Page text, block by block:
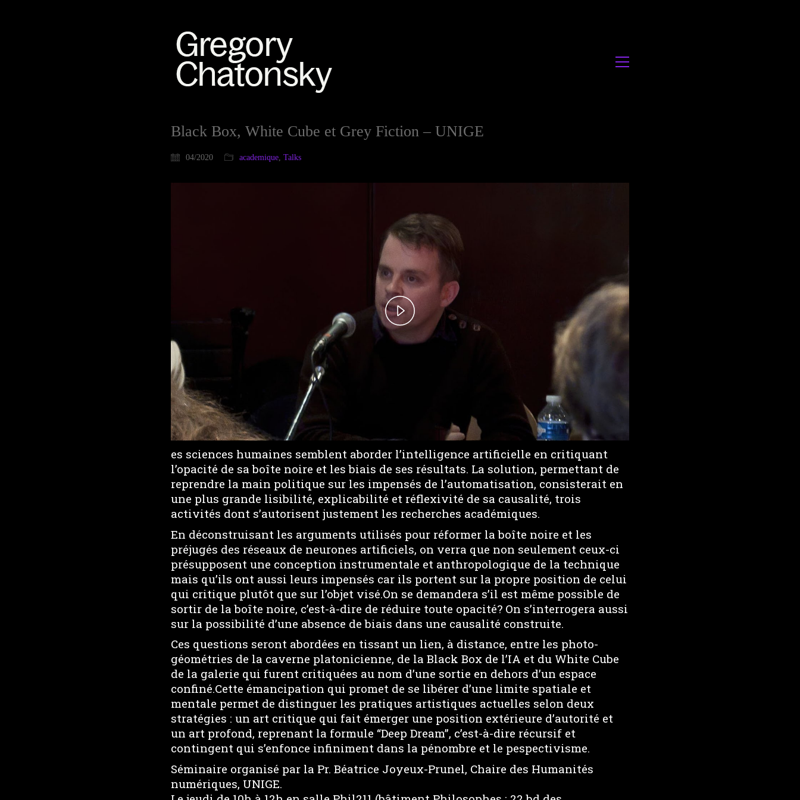
Black Box, White Cube et Grey Fiction – UNIGE
04/2020 academique, Talks
P
i
d
e
o
es sciences humaines semblent aborder l’intelligence artificielle en critiquant
l’opacité de sa boîte noire et les biais de ses résultats. La solution, permettant de
reprendre la main politique sur les impensés de l’automatisation, consisterait en
une plus grande lisibilité, explicabilité et réflexivité de sa causalité, trois
activités dont s’autorisent justement les recherches académiques.
En déconstruisant les arguments utilisés pour réformer la boîte noire et les
préjugés des réseaux de neurones artificiels, on verra que non seulement ceux-ci
présupposent une conception instrumentale et anthropologique de la technique
mais qu’ils ont aussi leurs impensés car ils portent sur la propre position de celui
qui critique plutôt que sur l’objet visé.On se demandera s’il est même possible de
sortir de la boîte noire, c’est-à-dire de réduire toute opacité? On s’interrogera aussi
sur la possibilité d’une absence de biais dans une causalité construite.
Ces questions seront abordées en tissant un lien, à distance, entre les photo-
géométries de la caverne platonicienne, de la Black Box de l’IA et du White Cube
de la galerie qui furent critiquées au nom d’une sortie en dehors d’un espace
confiné.Cette émancipation qui promet de se libérer d’une limite spatiale et
mentale permet de distinguer les pratiques artistiques actuelles selon deux
stratégies : un art critique qui fait émerger une position extérieure d’autorité et
un art profond, reprenant la formule “Deep Dream”, c’est-à-dire récursif et
contingent qui s’enfonce infiniment dans la pénombre et le pespectivisme.
Séminaire organisé par la Pr. Béatrice Joyeux-Prunel, Chaire des Humanités
numériques, UNIGE.